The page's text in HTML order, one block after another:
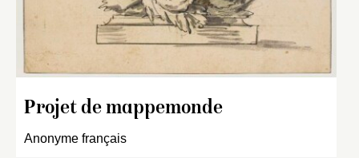
Projet de mappemonde
Anonyme français